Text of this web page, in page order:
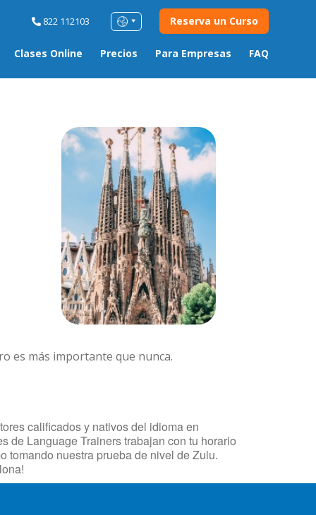
Clases Online Precios Para Empresas FAQ
822 112103 Reserva un Curso
es más importante que nunca.
calificados y nativos del idioma en
de Language Trainers trabajan con tu horario
tomando nuestra prueba de nivel de Zulu.